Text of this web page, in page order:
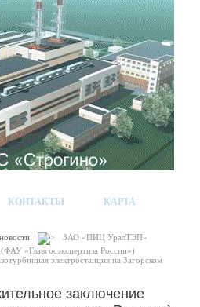
КОНТАКТЫ КАРТА
ЗАО «ПИЦ УралТЭП»
«Главгосэкспертиза России»)
электростанция на Загорском
заключение